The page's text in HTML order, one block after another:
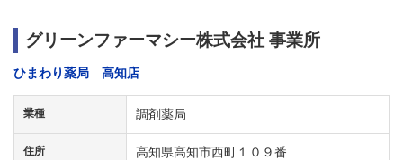
グリーンファーマシー株式会社 事業所
ひまわり薬局 高知店
業種 調剤薬局
住所 高知県高知市西町１０９番